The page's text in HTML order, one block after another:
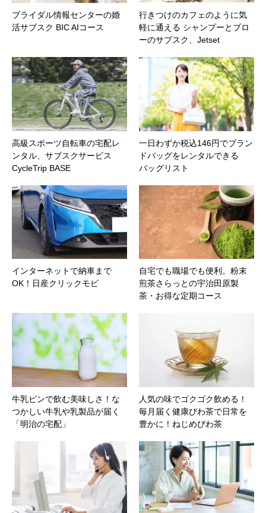
ブライダル情報センターの婚
活サブスク BIC AIコース
行きつけのカフェのように気
軽に通える シャンプーとブロ
ーのサブスク、Jetset
高級スポーツ自転車の宅配レ
ンタル、サブスクサービス
CycleTrip BASE
一日わずか税込146円でブラン
ドバッグをレンタルできる
バッグリスト
インターネットで納車まで
OK！日産クリックモビ
自宅でも職場でも便利。粉末
煎茶さらっとの宇治田原製
茶・お得な定期コース
牛乳ビンで飲む美味しさ！な
つかしい牛乳や乳製品が届く
「明治の宅配」
人気の味でゴクゴク飲める！
毎月届く健康びわ茶で日常を
豊かに！ねじめびわ茶